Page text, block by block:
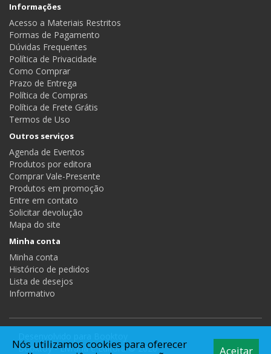
Informações
Acesso a Materiais Restritos
Formas de Pagamento
Dúvidas Frequentes
Política de Privacidade
Como Comprar
Prazo de Entrega
Política de Compras
Política de Frete Grátis
Termos de Uso
Outros serviços
Agenda de Eventos
Produtos por editora
Comprar Vale-Presente
Produtos em promoção
Entre em contato
Solicitar devolução
Mapa do site
Minha conta
Minha conta
Histórico de pedidos
Lista de desejos
Informativo
Booktoy - Livraria e Editora © 2026
Aceitar
Nós utilizamos cookies para oferecer